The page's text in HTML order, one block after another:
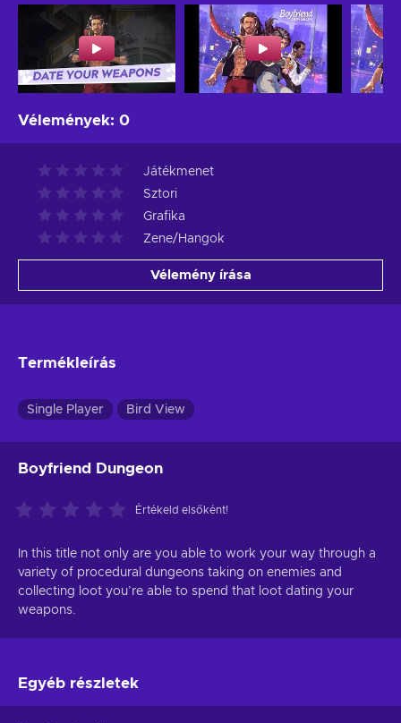
Vélemények: 0
Játékmenet
Sztori
Grafika
Zene/Hangok
Vélemény írása
Termékleírás
Single Player Bird View
Boyfriend Dungeon
Értékeld elsőként!
In this title not only are you able to work your way through a
variety of procedural dungeons taking on enemies and
collecting loot you’re able to spend that loot dating your
weapons.
Egyéb részletek